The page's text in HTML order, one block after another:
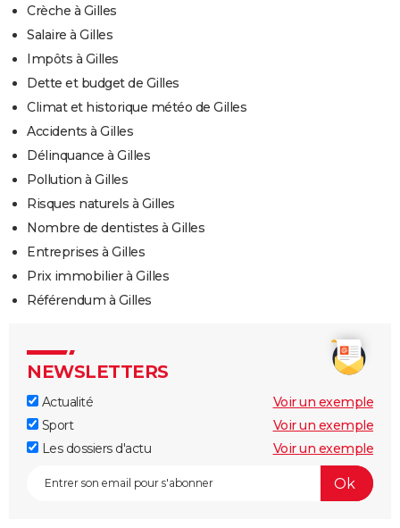
Crèche à Gilles
Salaire à Gilles
Impôts à Gilles
Dette et budget de Gilles
Climat et historique météo de Gilles
Accidents à Gilles
Délinquance à Gilles
Pollution à Gilles
Risques naturels à Gilles
Nombre de dentistes à Gilles
Entreprises à Gilles
Prix immobilier à Gilles
Référendum à Gilles
NEWSLETTERS
Actualité
Voir un exemple
Sport
Voir un exemple
Les dossiers d'actu
Voir un exemple